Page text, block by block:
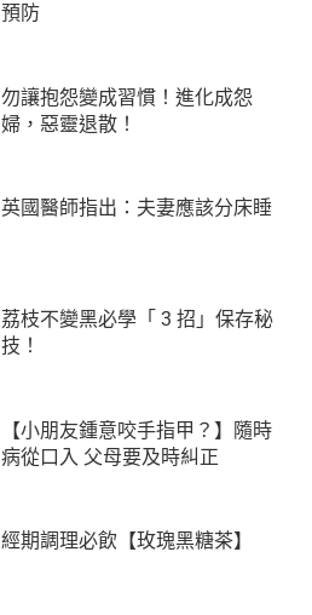
預防
勿讓抱怨變成習慣！進化成怨
婦，惡靈退散！
英國醫師指出：夫妻應該分床睡
荔枝不變黑必學「 3 招」保存秘
技！
【小朋友鍾意咬手指甲？】隨時
病從口入 父母要及時糾正
經期調理必飲【玫瑰黑糖茶】